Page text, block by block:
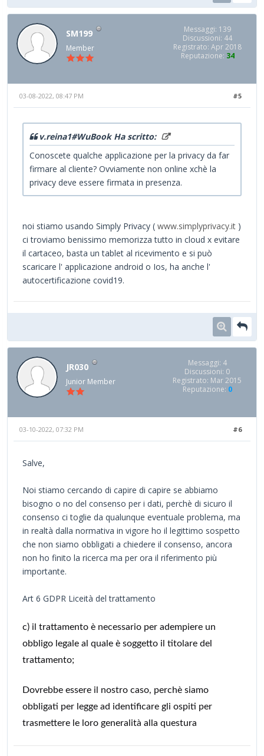
SM199
Member
Messaggi: 139
Discussioni: 44
Registrato: Apr 2018
Reputazione: 34
#5
03-08-2022, 08:47 PM
v.reina1#WuBook Ha scritto:
Conoscete qualche applicazione per la privacy da far
firmare al cliente? Ovviamente non online xchè la
privacy deve essere firmata in presenza.
noi stiamo usando Simply Privacy ( www.simplyprivacy.it )
ci troviamo benissimo memorizza tutto in cloud x evitare
il cartaceo, basta un tablet al ricevimento e si può
scaricare l' applicazione android o Ios, ha anche l'
autocertificazione covid19.
JR030
Junior Member
Messaggi: 4
Discussioni: 0
Registrato: Mar 2015
Reputazione: 0
#6
03-10-2022, 07:32 PM
Salve,
Noi stiamo cercando di capire di capire se abbiamo
bisogno o no del consenso per i dati, perchè di sicuro il
consenso ci toglie da qualunque eventuale problema, ma
in realtà dalla normativa in vigore ho il legittimo sospetto
che non siamo obbligati a chiedere il consenso, ancora
non ho finito la ricerca ma per ora il riferimento più
importante.
Art 6 GDPR Liceità del trattamento
c) il trattamento è necessario per adempiere un
obbligo legale al quale è soggetto il titolare del
trattamento;
Dovrebbe essere il nostro caso, perchè siamo
obbligati per legge ad identificare gli ospiti per
trasmettere le loro generalità alla questura